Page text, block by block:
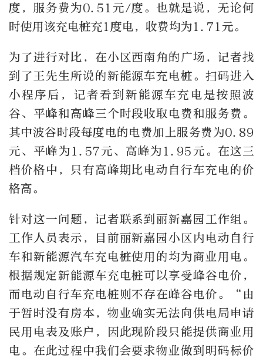
度，服务费为0.51元/度。也就是说，无论何
时使用该充电桩充1度电，收费均为1.71元。
为了进行对比，在小区西南角的广场，记者找
到了王先生所说的新能源车充电桩。扫码进入
小程序后，记者看到新能源车充电是按照波
谷、平峰和高峰三个时段收取电费和服务费。
其中波谷时段每度电的电费加上服务费为0.89
元、平峰为1.57元、高峰为1.95元。在这三
档价格中，只有高峰期比电动自行车充电的价
格高。
针对这一问题，记者联系到丽新嘉园工作组。
工作人员表示，目前丽新嘉园小区内电动自行
车和新能源汽车充电桩使用的均为商业用电。
根据规定新能源车充电桩可以享受峰谷电价，
而电动自行车充电桩则不存在峰谷电价。“由
于暂时没有房本，物业确实无法向供电局申请
民用电表及账户，因此现阶段只能提供商业用
电。在此过程中我们会要求物业做到明码标价